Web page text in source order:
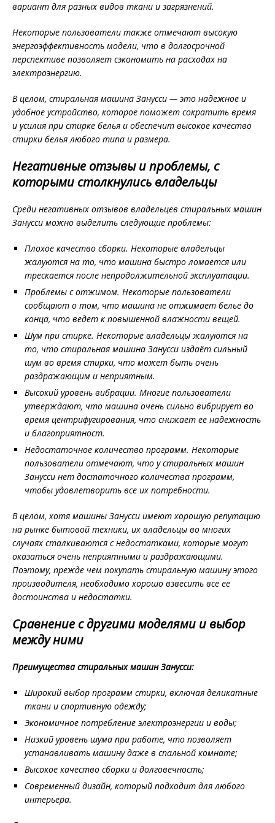
вариант для разных видов ткани и загрязнений.
Некоторые пользователи также отмечают высокую
энергоэффективность модели, что в долгосрочной
перспективе позволяет сэкономить на расходах на
электроэнергию.
В целом, стиральная машина Занусси — это надежное и
удобное устройство, которое поможет сократить время
и усилия при стирке белья и обеспечит высокое качество
стирки белья любого типа и размера.
Негативные отзывы и проблемы, с
которыми столкнулись владельцы
Среди негативных отзывов владельцев стиральных машин
Занусси можно выделить следующие проблемы:
Плохое качество сборки. Некоторые владельцы
жалуются на то, что машина быстро ломается или
трескается после непродолжительной эксплуатации.
Проблемы с отжимом. Некоторые пользователи
сообщают о том, что машина не отжимает белье до
конца, что ведет к повышенной влажности вещей.
Шум при стирке. Некоторые владельцы жалуются на
то, что стиральная машина Занусси издаёт сильный
шум во время стирки, что может быть очень
раздражающим и неприятным.
Высокий уровень вибрации. Многие пользователи
утверждают, что машина очень сильно вибрирует во
время центрифугирования, что снижает ее надежность
и благоприятност.
Недостаточное количество программ. Некоторые
пользователи отмечают, что у стиральных машин
Занусси нет достаточного количества программ,
чтобы удовлетворить все их потребности.
В целом, хотя машины Занусси имеют хорошую репутацию
на рынке бытовой техники, их владельцы во многих
случаях сталкиваются с недостатками, которые могут
оказаться очень неприятными и раздражающими.
Поэтому, прежде чем покупать стиральную машину этого
производителя, необходимо хорошо взвесить все ее
достоинства и недостатки.
Сравнение с другими моделями и выбор
между ними
Преимущества стиральных машин Занусси:
Широкий выбор программ стирки, включая деликатные
ткани и спортивную одежду;
Экономичное потребление электроэнергии и воды;
Низкий уровень шума при работе, что позволяет
устанавливать машину даже в спальной комнате;
Высокое качество сборки и долговечность;
Современный дизайн, который подходит для любого
интерьера.